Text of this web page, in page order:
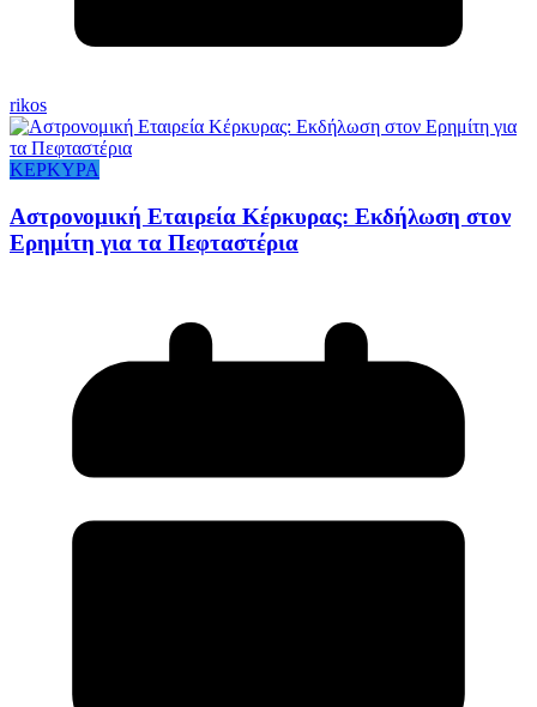
rikos
ΚΕΡΚΥΡΑ
Αστρονομική Εταιρεία Κέρκυρας: Εκδήλωση στον
Ερημίτη για τα Πεφταστέρια